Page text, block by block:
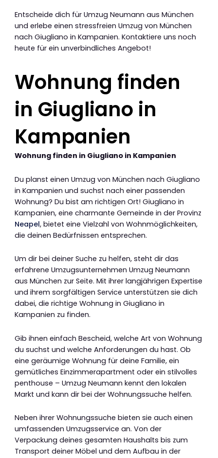
Entscheide dich für Umzug Neumann aus München
und erlebe einen stressfreien Umzug von München
nach Giugliano in Kampanien. Kontaktiere uns noch
heute für ein unverbindliches Angebot!
Wohnung finden
in Giugliano in
Kampanien
Wohnung finden in Giugliano in Kampanien
Du planst einen Umzug von München nach Giugliano
in Kampanien und suchst nach einer passenden
Wohnung? Du bist am richtigen Ort! Giugliano in
Kampanien, eine charmante Gemeinde in der Provinz
Neapel, bietet eine Vielzahl von Wohnmöglichkeiten,
die deinen Bedürfnissen entsprechen.
Um dir bei deiner Suche zu helfen, steht dir das
erfahrene Umzugsunternehmen Umzug Neumann
aus München zur Seite. Mit ihrer langjährigen Expertise
und ihrem sorgfältigen Service unterstützen sie dich
dabei, die richtige Wohnung in Giugliano in
Kampanien zu finden.
Gib ihnen einfach Bescheid, welche Art von Wohnung
du suchst und welche Anforderungen du hast. Ob
eine geräumige Wohnung für deine Familie, ein
gemütliches Einzimmerapartment oder ein stilvolles
penthouse – Umzug Neumann kennt den lokalen
Markt und kann dir bei der Wohnungssuche helfen.
Neben ihrer Wohnungssuche bieten sie auch einen
umfassenden Umzugsservice an. Von der
Verpackung deines gesamten Haushalts bis zum
Transport deiner Möbel und dem Aufbau in der